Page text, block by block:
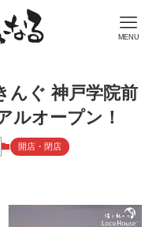
MENU
んぐ 神戸学院前
ルオープン！
開店・閉店